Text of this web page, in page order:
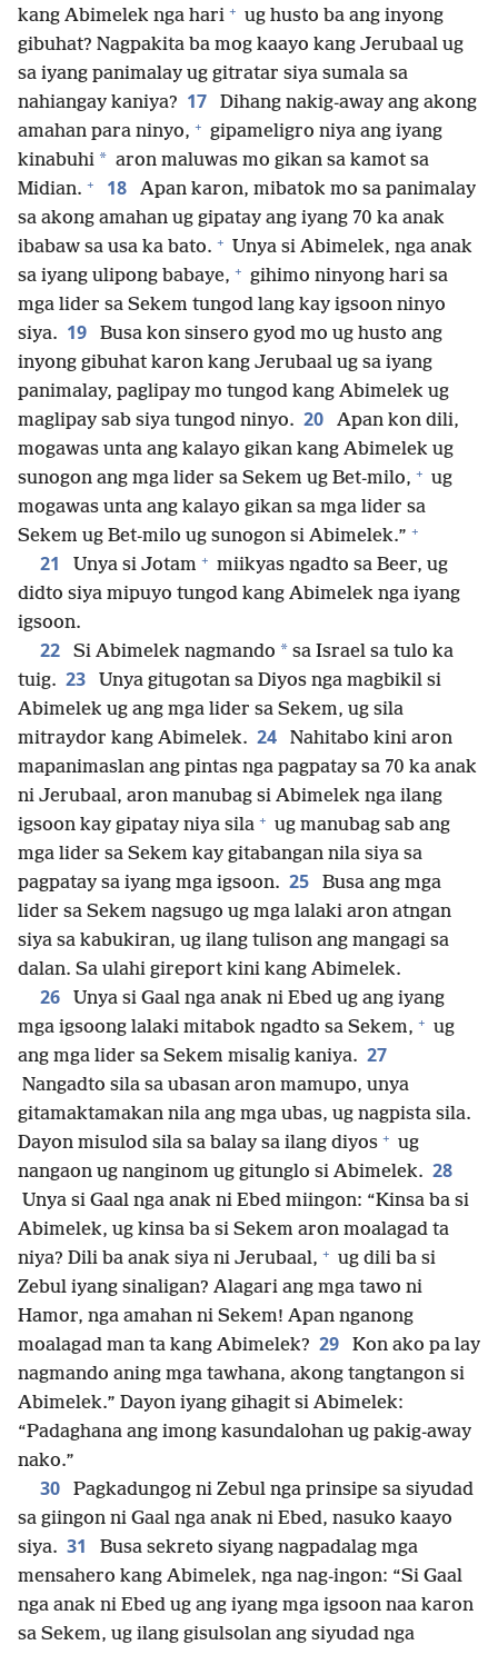
kang Abimelek nga hari + ug husto ba ang inyong
gibuhat? Nagpakita ba mog kaayo kang Jerubaal ug
sa iyang panimalay ug gitratar siya sumala sa
nahiangay kaniya? 17
Dihang nakig-away ang akong
amahan para ninyo, + gipameligro niya ang iyang
kinabuhi * aron maluwas mo gikan sa kamot sa
Midian. + 18
Apan karon, mibatok mo sa panimalay
sa akong amahan ug gipatay ang iyang 70 ka anak
ibabaw sa usa ka bato. + Unya si Abimelek, nga anak
sa iyang ulipong babaye, + gihimo ninyong hari sa
mga lider sa Sekem tungod lang kay igsoon ninyo
siya. 19
Busa kon sinsero gyod mo ug husto ang
inyong gibuhat karon kang Jerubaal ug sa iyang
panimalay, paglipay mo tungod kang Abimelek ug
maglipay sab siya tungod ninyo. 20
Apan kon dili,
mogawas unta ang kalayo gikan kang Abimelek ug
sunogon ang mga lider sa Sekem ug Bet-milo, + ug
mogawas unta ang kalayo gikan sa mga lider sa
Sekem ug Bet-milo ug sunogon si Abimelek.” +
21 Unya si Jotam + miikyas ngadto sa Beer, ug
didto siya mipuyo tungod kang Abimelek nga iyang
igsoon.
22 Si Abimelek nagmando * sa Israel sa tulo ka
tuig. 23
Unya gitugotan sa Diyos nga magbikil si
Abimelek ug ang mga lider sa Sekem, ug sila
mitraydor kang Abimelek. 24
Nahitabo kini aron
mapanimaslan ang pintas nga pagpatay sa 70 ka anak
ni Jerubaal, aron manubag si Abimelek nga ilang
igsoon kay gipatay niya sila + ug manubag sab ang
mga lider sa Sekem kay gitabangan nila siya sa
pagpatay sa iyang mga igsoon. 25
Busa ang mga
lider sa Sekem nagsugo ug mga lalaki aron atngan
siya sa kabukiran, ug ilang tulison ang mangagi sa
dalan. Sa ulahi gireport kini kang Abimelek.
26
Unya si Gaal nga anak ni Ebed ug ang iyang
mga igsoong lalaki mitabok ngadto sa Sekem, + ug
ang mga lider sa Sekem misalig kaniya. 27
Nangadto sila sa ubasan aron mamupo, unya
gitamaktamakan nila ang mga ubas, ug nagpista sila.
Dayon misulod sila sa balay sa ilang diyos + ug
nangaon ug nanginom ug gitunglo si Abimelek. 28
Unya si Gaal nga anak ni Ebed miingon: “Kinsa ba si
Abimelek, ug kinsa ba si Sekem aron moalagad ta
niya? Dili ba anak siya ni Jerubaal, + ug dili ba si
Zebul iyang sinaligan? Alagari ang mga tawo ni
Hamor, nga amahan ni Sekem! Apan nganong
moalagad man ta kang Abimelek? 29
Kon ako pa lay
nagmando aning mga tawhana, akong tangtangon si
Abimelek.” Dayon iyang gihagit si Abimelek:
“Padaghana ang imong kasundalohan ug pakig-away
nako.”
30
Pagkadungog ni Zebul nga prinsipe sa siyudad
sa giingon ni Gaal nga anak ni Ebed, nasuko kaayo
siya. 31
Busa sekreto siyang nagpadalag mga
mensahero kang Abimelek, nga nag-ingon: “Si Gaal
nga anak ni Ebed ug ang iyang mga igsoon naa karon
sa Sekem, ug ilang gisulsolan ang siyudad nga